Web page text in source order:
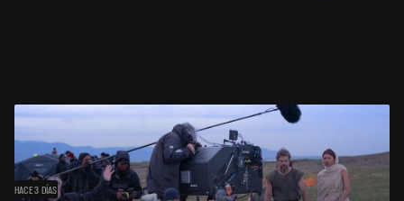
HACE 3 DÍAS